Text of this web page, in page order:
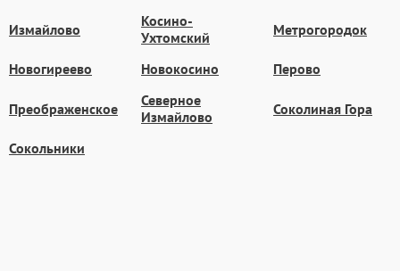
Измайлово
Косино-
Ухтомский
Метрогородок
Новогиреево Новокосино Перово
Преображенское
Северное
Измайлово
Соколиная Гора
Сокольники